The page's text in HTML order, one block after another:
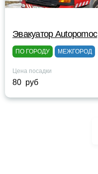
Эвакуатор Autopomoc
ПО ГОРОДУ МЕЖГОРОД
Цена посадки
80 руб